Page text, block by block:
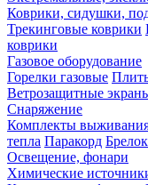
Коврики, сидушки,
Трекинговые коврики
коврики
Газовое оборудование
Горелки газовые
Ветрозащитные
Снаряжение
Комплекты
тепла Паракорд
Освещение, фонари
Химические